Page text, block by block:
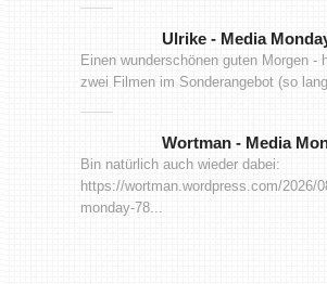
Ulrike - Media
Einen wunderschönen guten Morgen -
zwei Filmen im Sonderangebot (so
Wortman - Media
Bin natürlich auch wieder dabei:
https://wortman.wordpress.com/2026/
monday-78...